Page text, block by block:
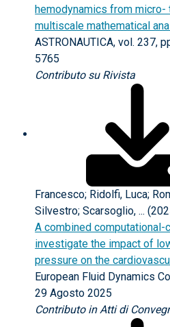
hemodynamics from micro-
multiscale mathematical
ASTRONAUTICA, vol. 237,
5765
Contributo su Rivista
Francesco; Ridolfi, Luca;
Silvestro; Scarsoglio, ...
A combined
investigate the impact of
pressure on the
European Fluid Dynamics
29 Agosto 2025
Contributo in Atti di